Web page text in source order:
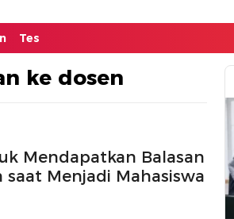
Tes
ke dosen
Mendapatkan Balasan
saat Menjadi Mahasiswa